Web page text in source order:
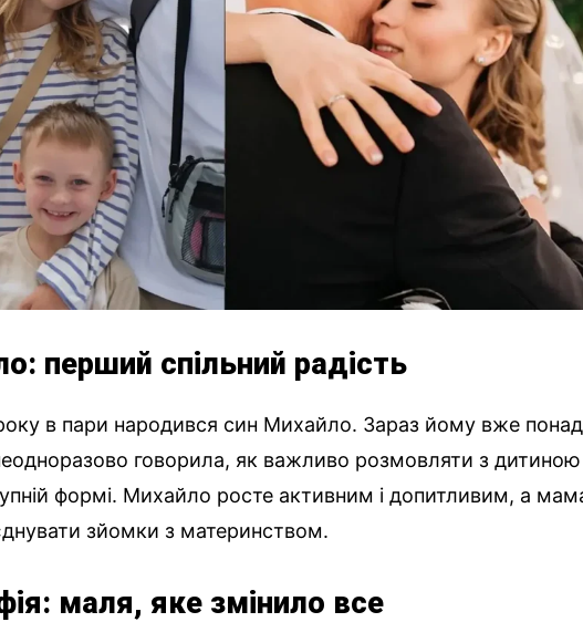
перший спільний радість
в пари народився син Михайло. Зараз йому вже понад
говорила, як важливо розмовляти з дитиною
формі. Михайло росте активним і допитливим, а
зйомки з материнством.
маля, яке змінило все